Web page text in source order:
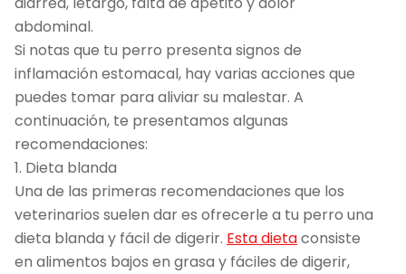
abdominal.
Si notas que tu perro presenta signos de
inflamación estomacal, hay varias acciones que
puedes tomar para aliviar su malestar. A
continuación, te presentamos algunas
recomendaciones:
1. Dieta blanda
Una de las primeras recomendaciones que los
veterinarios suelen dar es ofrecerle a tu perro una
dieta blanda y fácil de digerir. Esta dietaconsiste
en alimentos bajos en grasa y fáciles de digerir,